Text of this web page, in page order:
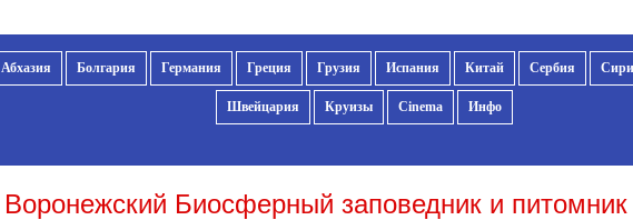
Абхазия Болгария Германия Греция Грузия Испания Китай Сербия
Швейцария Круизы Cinema Инфо
Воронежский Биосферный заповедник и